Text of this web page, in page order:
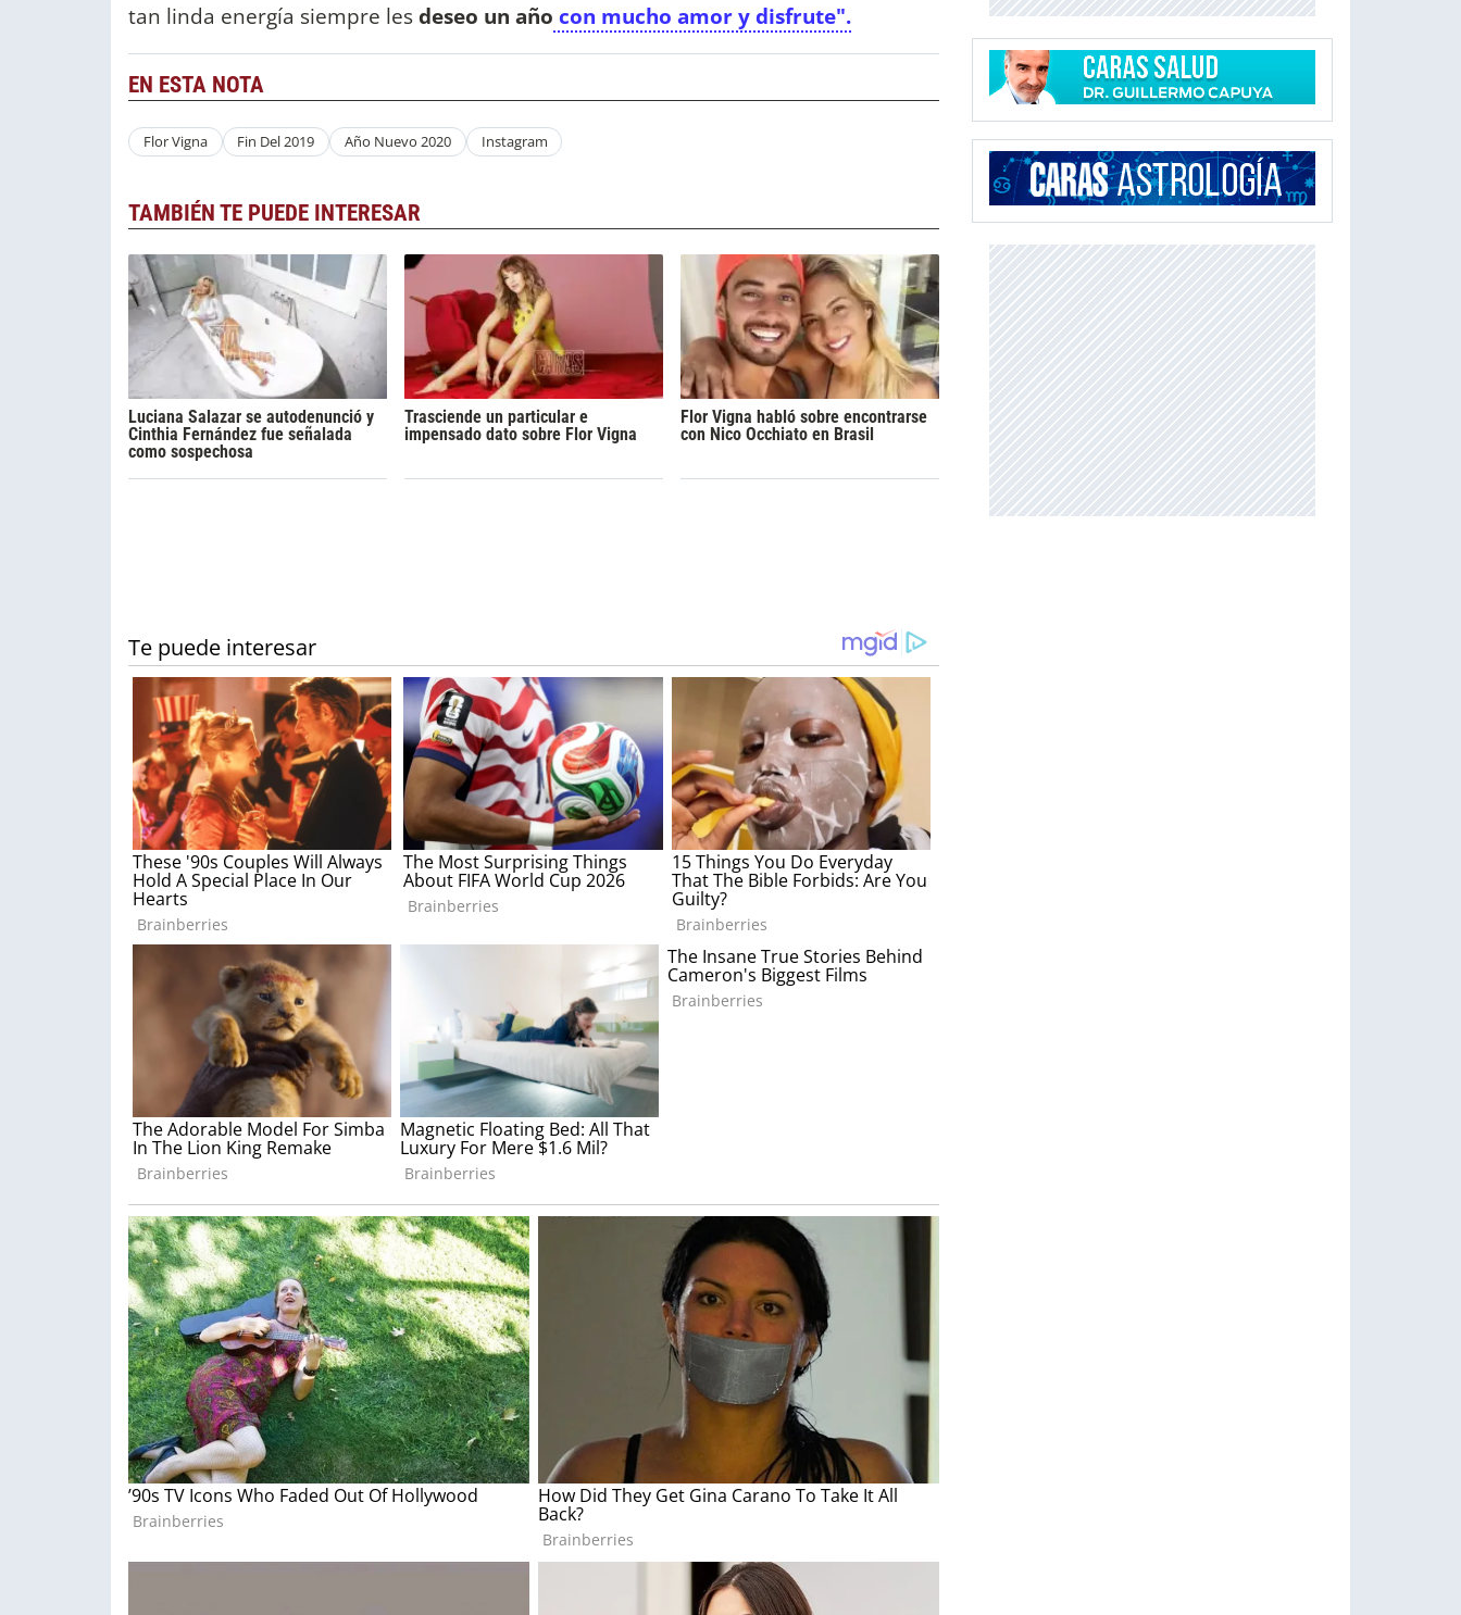
tan linda energía siempre lesdeseo un año con mucho amor y disfrute".
EN ESTA NOTA
Flor Vigna Fin Del 2019 Año Nuevo 2020 Instagram
TAMBIÉN TE PUEDE INTERESAR
Luciana Salazar se autodenunció y
Cinthia Fernández fue señalada
como sospechosa
Trasciende un particular e
impensado dato sobre Flor Vigna
Flor Vigna habló sobre encontrarse
con Nico Occhiato en Brasil